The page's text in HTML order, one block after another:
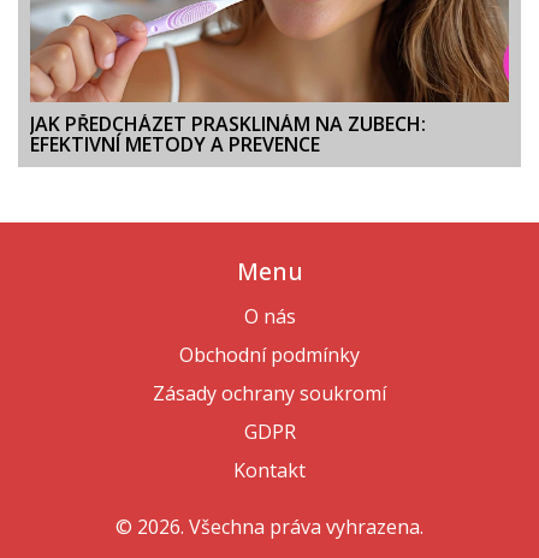
JAK PŘEDCHÁZET PRASKLINÁM NA ZUBECH:
EFEKTIVNÍ METODY A PREVENCE
Menu
O nás
Obchodní podmínky
Zásady ochrany soukromí
GDPR
Kontakt
© 2026. Všechna práva vyhrazena.